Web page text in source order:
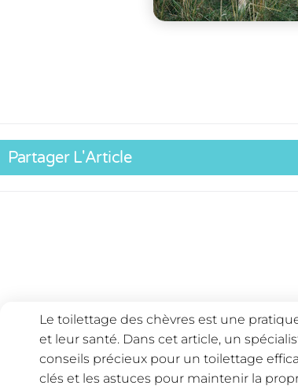
Partager L'Article
Le toilettage des chèvres est une
et leur santé. Dans cet article, un
conseils précieux pour un toilettage
clés et les astuces pour maintenir la